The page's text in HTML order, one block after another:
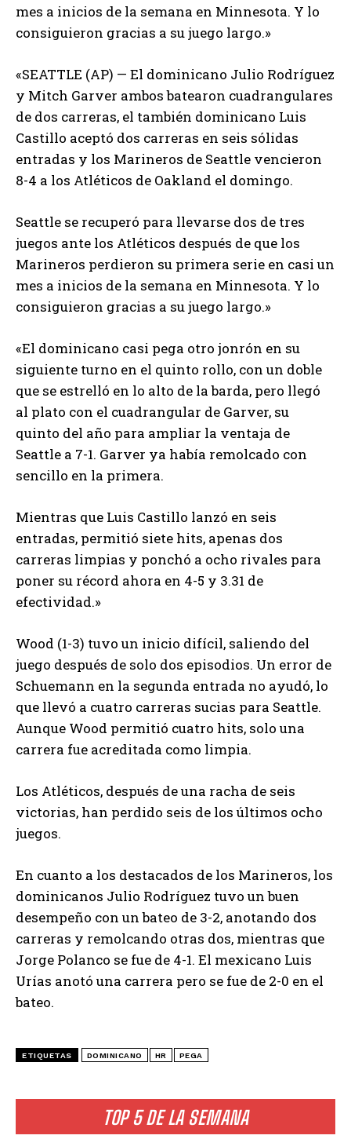
TOP 5 DE LA SEMANA
mes a inicios de la semana en Minnesota. Y lo
consiguieron gracias a su juego largo.»
«SEATTLE (AP) — El dominicano Julio Rodríguez
y Mitch Garver ambos batearon cuadrangulares
de dos carreras, el también dominicano Luis
Castillo aceptó dos carreras en seis sólidas
entradas y los Marineros de Seattle vencieron
8-4 a los Atléticos de Oakland el domingo.
Seattle se recuperó para llevarse dos de tres
juegos ante los Atléticos después de que los
Marineros perdieron su primera serie en casi un
mes a inicios de la semana en Minnesota. Y lo
consiguieron gracias a su juego largo.»
«El dominicano casi pega otro jonrón en su
siguiente turno en el quinto rollo, con un doble
que se estrelló en lo alto de la barda, pero llegó
al plato con el cuadrangular de Garver, su
quinto del año para ampliar la ventaja de
Seattle a 7-1. Garver ya había remolcado con
sencillo en la primera.
Mientras que Luis Castillo lanzó en seis
entradas, permitió siete hits, apenas dos
carreras limpias y ponchó a ocho rivales para
poner su récord ahora en 4-5 y 3.31 de
efectividad.»
Wood (1-3) tuvo un inicio difícil, saliendo del
juego después de solo dos episodios. Un error de
Schuemann en la segunda entrada no ayudó, lo
que llevó a cuatro carreras sucias para Seattle.
Aunque Wood permitió cuatro hits, solo una
carrera fue acreditada como limpia.
Los Atléticos, después de una racha de seis
victorias, han perdido seis de los últimos ocho
juegos.
En cuanto a los destacados de los Marineros, los
dominicanos Julio Rodríguez tuvo un buen
desempeño con un bateo de 3-2, anotando dos
carreras y remolcando otras dos, mientras que
Jorge Polanco se fue de 4-1. El mexicano Luis
Urías anotó una carrera pero se fue de 2-0 en el
bateo.
ETIQUETAS DOMINICANO HR PEGA